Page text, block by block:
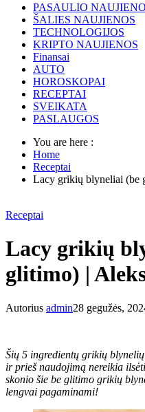
PASAULIO
ŠALIES NAUJIENOS
TECHNOLOGIJOS
KRIPTO NAUJIENOS
Finansai
AUTO
HOROSKOPAI
RECEPTAI
SVEIKATA
PASLAUGOS
You are here :
Home
Receptai
Lacy grikių blyneliai (be
Receptai
Lacy grikių
glitimo) |
Autorius admin28 gegužės,
Šių 5 ingredientų grikių
ir prieš naudojimą nereikia
skonio šie be glitimo grikių
lengvai pagaminami!